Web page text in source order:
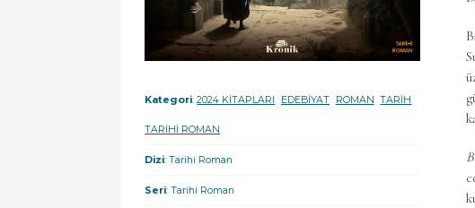
Kategori:2024 KİTAPLARI EDEBİYAT ROMAN TARİH
TARİHİ ROMAN
Dizi: Tarihi Roman
Seri: Tarihi Roman